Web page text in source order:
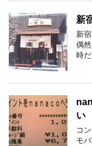
新
新
偶
時
い
コ
モ